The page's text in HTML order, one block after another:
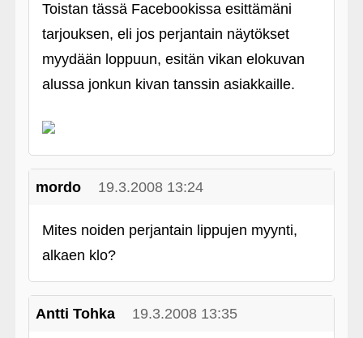
Toistan tässä Facebookissa esittämäni
tarjouksen, eli jos perjantain näytökset
myydään loppuun, esitän vikan elokuvan
alussa jonkun kivan tanssin asiakkaille.
mordo 19.3.2008 13:24
Mites noiden perjantain lippujen myynti,
alkaen klo?
Antti Tohka 19.3.2008 13:35